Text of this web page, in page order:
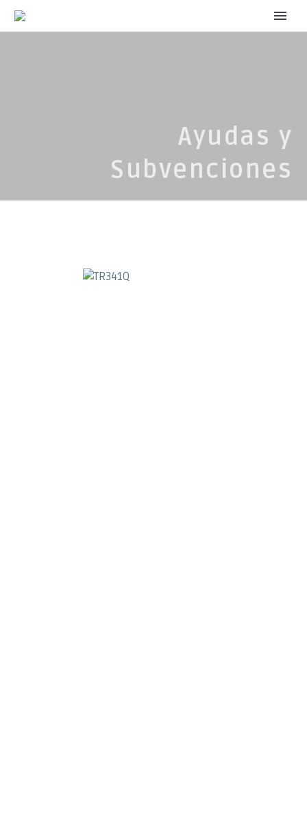
Ayudas y
Subvenciones